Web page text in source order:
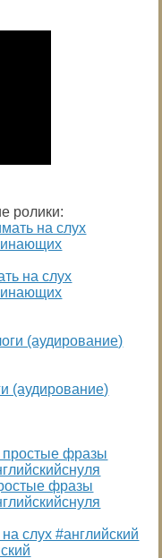
ролики:
на слух
(аудирование)
фразы